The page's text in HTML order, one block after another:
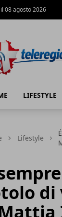
08 agosto 2026
LIFESTYLE
Lifestyle
di